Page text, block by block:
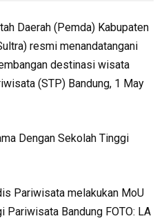
Daerah (Pemda) Kabupaten
resmi menandatangani
destinasi wisata
(STP) Bandung, 1 May
Dengan Sekolah Tinggi
Pariwisata melakukan MoU
Pariwisata Bandung FOTO: LA